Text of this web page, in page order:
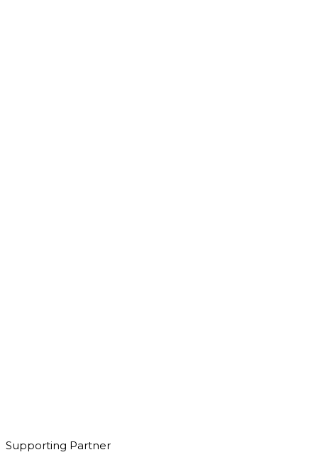
Supporting Partner